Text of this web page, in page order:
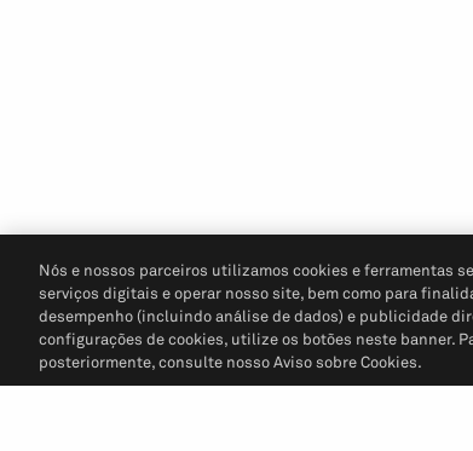
Nós e nossos parceiros utilizamos cookies e ferramentas
serviços digitais e operar nosso site, bem como para
desempenho (incluindo análise de dados) e publicidade
configurações de cookies, utilize os botões neste banner.
posteriormente, consulte nosso Aviso sobre Cookies.